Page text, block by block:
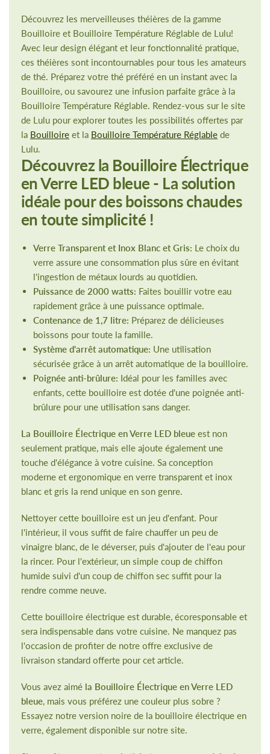
Découvrez les merveilleuses théières de la gamme
Bouilloire et Bouilloire Température Réglable de Lulu!
Avec leur design élégant et leur fonctionnalité pratique,
ces théières sont incontournables pour tous les amateurs
de thé. Préparez votre thé préféré en un instant avec la
Bouilloire, ou savourez une infusion parfaite grâce à la
Bouilloire Température Réglable. Rendez-vous sur le site
de Lulu pour explorer toutes les possibilités offertes par
la Bouilloire et la Bouilloire Température Réglable de
Lulu.
Découvrez la Bouilloire Électrique
en Verre LED bleue - La solution
idéale pour des boissons chaudes
en toute simplicité !
Verre Transparent et Inox Blanc et Gris: Le choix du
verre assure une consommation plus sûre en évitant
l'ingestion de métaux lourds au quotidien.
Puissance de 2000 watts: Faites bouillir votre eau
rapidement grâce à une puissance optimale.
Contenance de 1,7 litre: Préparez de délicieuses
boissons pour toute la famille.
Système d'arrêt automatique: Une utilisation
sécurisée grâce à un arrêt automatique de la bouilloire.
Poignée anti-brûlure: Idéal pour les familles avec
enfants, cette bouilloire est dotée d'une poignée anti-
brûlure pour une utilisation sans danger.
La Bouilloire Électrique en Verre LED bleue est non
seulement pratique, mais elle ajoute également une
touche d'élégance à votre cuisine. Sa conception
moderne et ergonomique en verre transparent et inox
blanc et gris la rend unique en son genre.
Nettoyer cette bouilloire est un jeu d'enfant. Pour
l'intérieur, il vous suffit de faire chauffer un peu de
vinaigre blanc, de le déverser, puis d'ajouter de l'eau pour
la rincer. Pour l'extérieur, un simple coup de chiffon
humide suivi d'un coup de chiffon sec suffit pour la
rendre comme neuve.
Cette bouilloire électrique est durable, écoresponsable et
sera indispensable dans votre cuisine. Ne manquez pas
l'occasion de profiter de notre offre exclusive de
livraison standard offerte pour cet article.
Vous avez aimé la Bouilloire Électrique en Verre LED
bleue, mais vous préférez une couleur plus sobre ?
Essayez notre version noire de la bouilloire électrique en
verre, également disponible sur notre site.